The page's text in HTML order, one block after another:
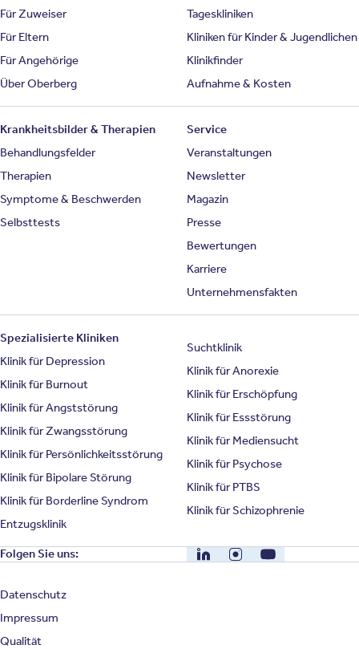
Für Zuweiser
Für Eltern
Für Angehörige
Über Oberberg
Tageskliniken
Kliniken für Kinder & Jugendlichen
Klinikfinder
Aufnahme & Kosten
Krankheitsbilder & Therapien
Behandlungsfelder
Therapien
Symptome & Beschwerden
Selbsttests
Service
Veranstaltungen
Newsletter
Magazin
Presse
Bewertungen
Karriere
Unternehmensfakten
Spezialisierte Kliniken
Klinik für Depression
Klinik für Burnout
Klinik für Angststörung
Klinik für Zwangsstörung
Klinik für Persönlichkeitsstörung
Klinik für Bipolare Störung
Klinik für Borderline Syndrom
Entzugsklinik
Suchtklinik
Klinik für Anorexie
Klinik für Erschöpfung
Klinik für Essstörung
Klinik für Mediensucht
Klinik für Psychose
Klinik für PTBS
Klinik für Schizophrenie
Folgen Sie uns: LinkedInInstagramYouTube
Datenschutz
Impressum
Qualität